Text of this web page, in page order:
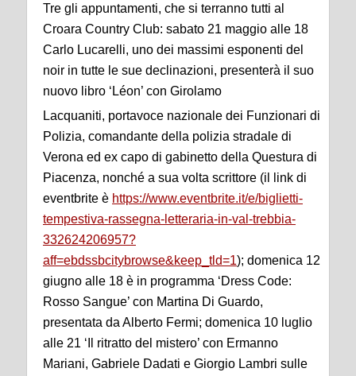
Tre gli appuntamenti, che si terranno tutti al
Croara Country Club: sabato 21 maggio alle 18
Carlo Lucarelli, uno dei massimi esponenti del
noir in tutte le sue declinazioni, presenterà il suo
nuovo libro ‘Léon’ con Girolamo
Lacquaniti, portavoce nazionale dei Funzionari di
Polizia, comandante della polizia stradale di
Verona ed ex capo di gabinetto della Questura di
Piacenza, nonché a sua volta scrittore (il link di
eventbrite è https://www.eventbrite.it/e/biglietti-
tempestiva-rassegna-letteraria-in-val-trebbia-
332624206957?
aff=ebdssbcitybrowse&keep_tld=1); domenica 12
giugno alle 18 è in programma ‘Dress Code:
Rosso Sangue’ con Martina Di Guardo,
presentata da Alberto Fermi; domenica 10 luglio
alle 21 ‘Il ritratto del mistero’ con Ermanno
Mariani, Gabriele Dadati e Giorgio Lambri sulle